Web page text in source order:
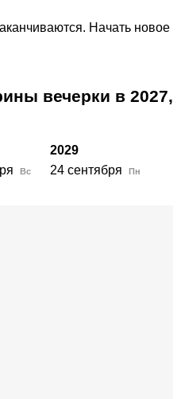
Начать новое
вечерки в 2027,
2029
Вс 24 сентября Пн